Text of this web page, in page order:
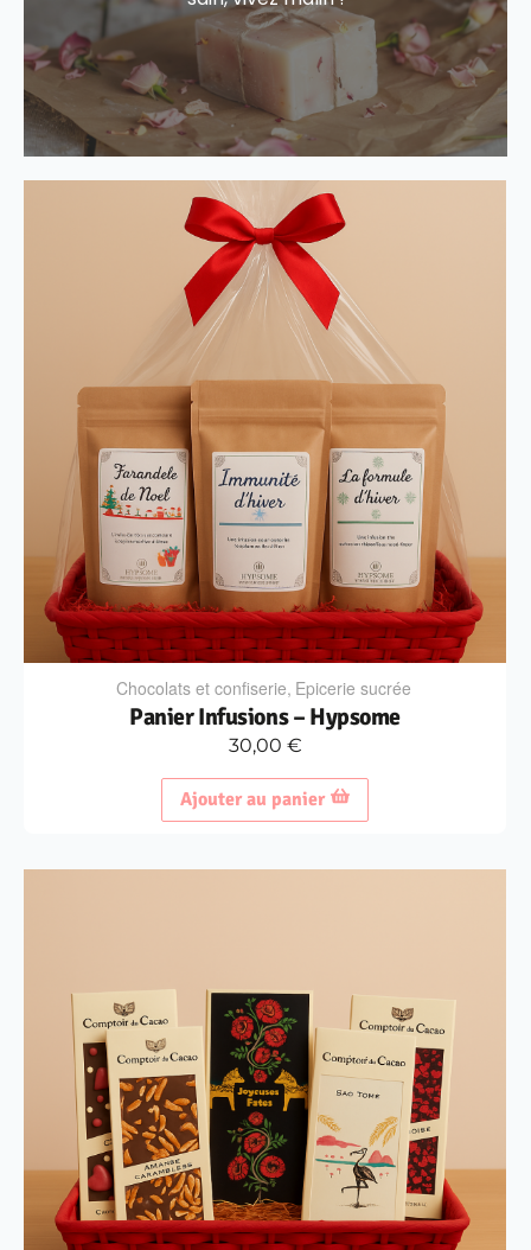
Chocolats et confiserie, Epicerie sucrée
Panier Infusions – Hypsome
30,00 €
Ajouter au panier